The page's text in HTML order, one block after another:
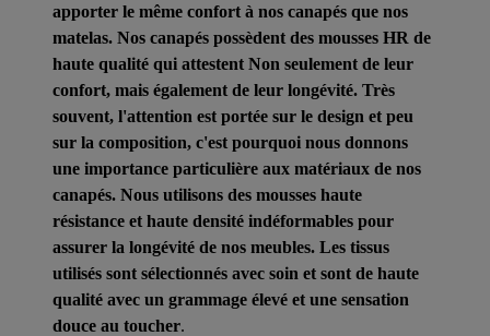
apporter le même confort à nos canapés que nos
matelas. Nos canapés possèdent des mousses HR de
haute qualité qui attestent Non seulement de leur
confort, mais également de leur longévité. Très
souvent, l'attention est portée sur le design et peu
sur la composition, c'est pourquoi nous donnons
une importance particulière aux matériaux de nos
canapés. Nous utilisons des mousses haute
résistance et haute densité indéformables pour
assurer la longévité de nos meubles. Les tissus
utilisés sont sélectionnés avec soin et sont de haute
qualité avec un grammage élevé et une sensation
douce au toucher.